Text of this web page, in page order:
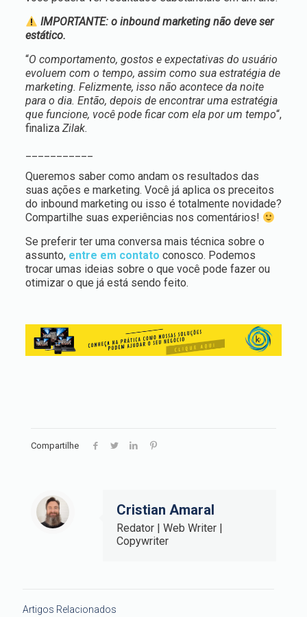
IMPORTANTE: o inbound marketing não deve ser
estático.
“O comportamento, gostos e expectativas do usuário
evoluem com o tempo, assim como sua estratégia de
marketing. Felizmente, isso não acontece da noite
para o dia. Então, depois de encontrar uma estratégia
que funcione, você pode ficar com ela por um tempo“,
finaliza Zilak.
Queremos saber como andam os resultados das
suas ações e marketing. Você já aplica os preceitos
do inbound marketing ou isso é totalmente novidade?
Compartilhe suas experiências nos comentários!
Se preferir ter uma conversa mais técnica sobre o
assunto, entre em contato conosco. Podemos
trocar umas ideias sobre o que você pode fazer ou
otimizar o que já está sendo feito.
Compartilhe
Cristian Amaral
Redator | Web Writer |
Copywriter
Artigos Relacionados